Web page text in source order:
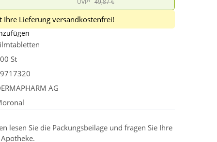
Lieferung versandkostenfrei!
St
AG
lesen Sie die Packungsbeilage und fragen Sie Ihre